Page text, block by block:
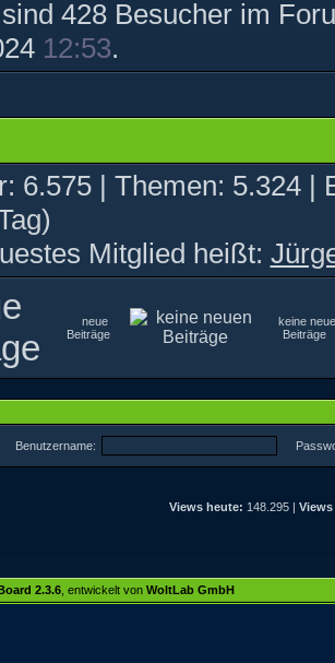
428 Besucher im
12:53.
6.575 | Themen: 5.324 |
Mitglied heißt:
neue
Beiträge
keine
Benutzername:
Views heute: 148.295 |
2.3.6 , entwickelt von WoltLab GmbH